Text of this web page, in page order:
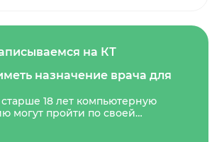
на КТ
назначение врача для
18 лет компьютерную
могут пройти по своей